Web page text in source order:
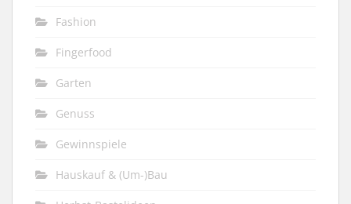
Fashion
Fingerfood
Garten
Genuss
Gewinnspiele
Hauskauf & (Um-)Bau